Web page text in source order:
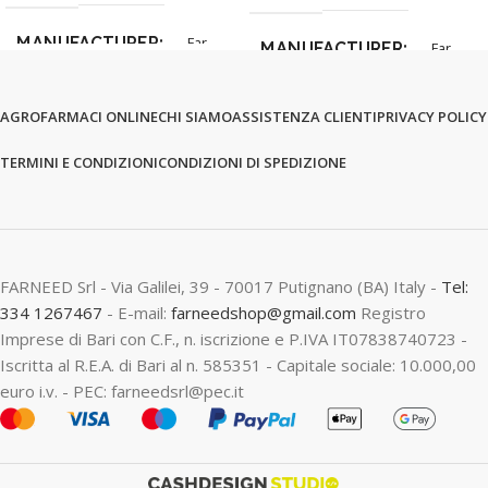
MANUFACTURER Far MANUFACTURER Far
AGROFARMACI ONLINECHI SIAMOASSISTENZA CLIENTIPRIVACY POLICY
TERMINI E CONDIZIONICONDIZIONI DI SPEDIZIONE
FARNEED Srl - Via Galilei, 39 - 70017 Putignano (BA) Italy - Tel:
334 1267467 - E-mail: farneedshop@gmail.com Registro
Imprese di Bari con C.F., n. iscrizione e P.IVA IT07838740723 -
Iscritta al R.E.A. di Bari al n. 585351 - Capitale sociale: 10.000,00
euro i.v. - PEC: farneedsrl@pec.it